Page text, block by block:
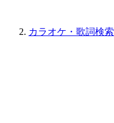
カラオケ・歌詞検索